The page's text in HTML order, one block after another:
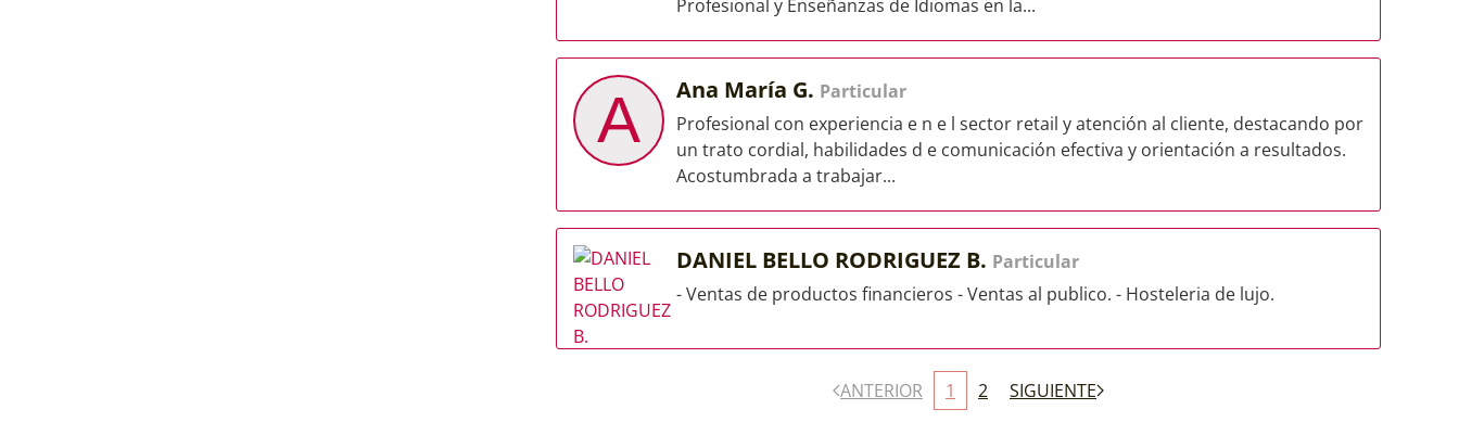
Profesional y Enseñanzas de Idiomas en la...
A Ana María G. Particular
Profesional con experiencia e n e l sector retail y atención al cliente, destacando por
un trato cordial, habilidades d e comunicación efectiva y orientación a resultados.
Acostumbrada a trabajar...
DANIEL BELLO RODRIGUEZ B. Particular
- Ventas de productos financieros - Ventas al publico. - Hosteleria de lujo.
ANTERIOR 1 2 SIGUIENTE